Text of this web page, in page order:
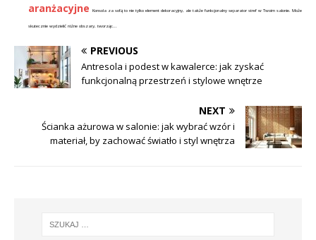
aranżacyjne
Konsola za sofą to nie tylko element dekoracyjny, ale także funkcjonalny separator stref w Twoim salonie. Może
skutecznie wydzielić różne obszary, tworząc...
PREVIOUS
Antresola i podest w kawalerce: jak zyskać
funkcjonalną przestrzeń i stylowe wnętrze
NEXT
Ścianka ażurowa w salonie: jak wybrać wzór i
materiał, by zachować światło i styl wnętrza